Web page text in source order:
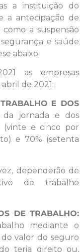
a instituição do
a antecipação de
a suspensão
e saúde
abaixo.
as empresas
de 2021:
E DOS
da jornada e dos
(vinte e cinco por
e 70% (setenta
dependerão de
de trabalho
DE TRABALHO:
mediante o
valor do seguro
teria direito ou,